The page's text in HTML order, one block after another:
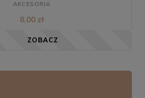
AKCESORIA
8,00 zł
ZOBACZ